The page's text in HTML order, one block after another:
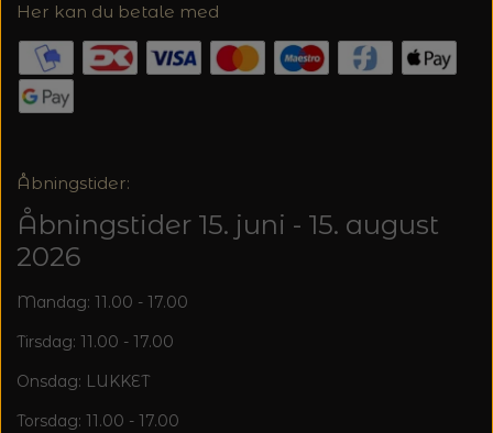
Her kan du betale med
Åbningstider:
Åbningstider 15. juni - 15. august
2026
Mandag: 11.00 - 17.00
Tirsdag: 11.00 - 17.00
Onsdag: LUKKET
Torsdag: 11.00 - 17.00